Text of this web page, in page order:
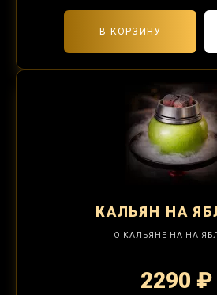
В КОРЗИНУ
КАЛЬЯН НА
О КАЛЬЯНЕ НА НА
2290 ₽